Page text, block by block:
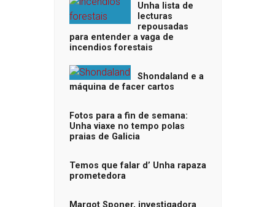
Unha lista de
lecturas
repousadas
para entender a vaga de
incendios forestais
Shondaland e a
máquina de facer cartos
Fotos para a fin de semana:
Unha viaxe no tempo polas
praias de Galicia
Temos que falar d’ Unha rapaza
prometedora